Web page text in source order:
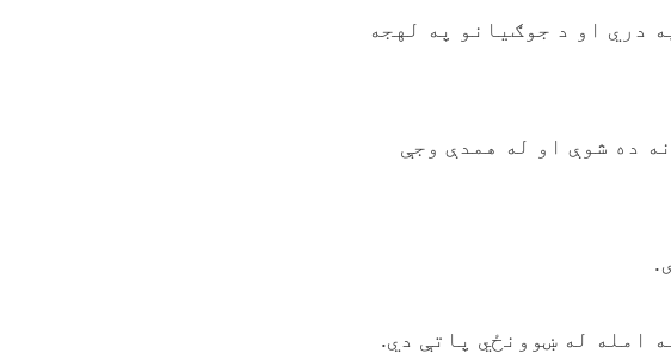
دري او د جوګیانو په لهجه
ده شوې او له همدې وجې
امله له ښوونځي پاتې دي.